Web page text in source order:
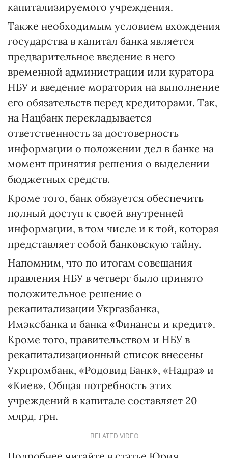
капитализируемого учреждения.
Также необходимым условием вхождения
государства в капитал банка является
предварительное введение в него
временной администрации или куратора
НБУ и введение моратория на выполнение
его обязательств перед кредиторами. Так,
на Нацбанк перекладывается
ответственность за достоверность
информации о положении дел в банке на
момент принятия решения о выделении
бюджетных средств.
Кроме того, банк обязуется обеспечить
полный доступ к своей внутренней
информации, в том числе и к той, которая
представляет собой банковскую тайну.
Напомним, что по итогам совещания
правления НБУ в четверг было принято
положительное решение о
рекапитализации Укргазбанка,
Имэксбанка и банка «Финансы и кредит».
Кроме того, правительством и НБУ в
рекапитализационный список внесены
Укрпромбанк, «Родовид Банк», «Надра» и
«Киев». Общая потребность этих
учреждений в капитале составляет 20
млрд. грн.
RELATED VIDEO